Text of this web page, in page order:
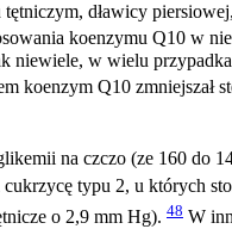
dławicy
koenzymu Q10 w
niewiele, w wielu
koenzym Q10
na czczo (ze 160 do
typu 2, u których
o 2,9 mm Hg). 48 W